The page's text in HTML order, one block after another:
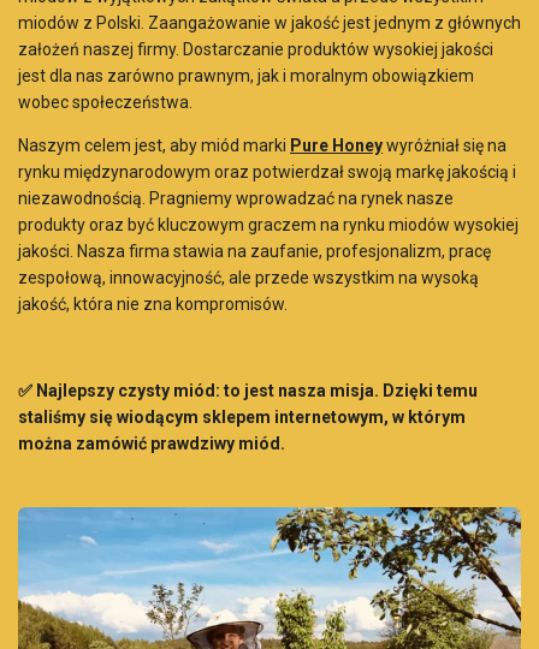
miodów z Polski. Zaangażowanie w jakość jest jednym z głównych
założeń naszej firmy. Dostarczanie produktów wysokiej jakości
jest dla nas zarówno prawnym, jak i moralnym obowiązkiem
wobec społeczeństwa.
Naszym celem jest, aby miód marki Pure Honeywyróżniał się na
rynku międzynarodowym oraz potwierdzał swoją markę jakością i
niezawodnością. Pragniemy wprowadzać na rynek nasze
produkty oraz być kluczowym graczem na rynku miodów wysokiej
jakości. Nasza firma stawia na zaufanie, profesjonalizm, pracę
zespołową, innowacyjność, ale przede wszystkim na wysoką
jakość, która nie zna kompromisów.
✅ Najlepszy czysty miód: to jest nasza misja. Dzięki temu
staliśmy się wiodącym sklepem internetowym, w którym
można zamówić prawdziwy miód.